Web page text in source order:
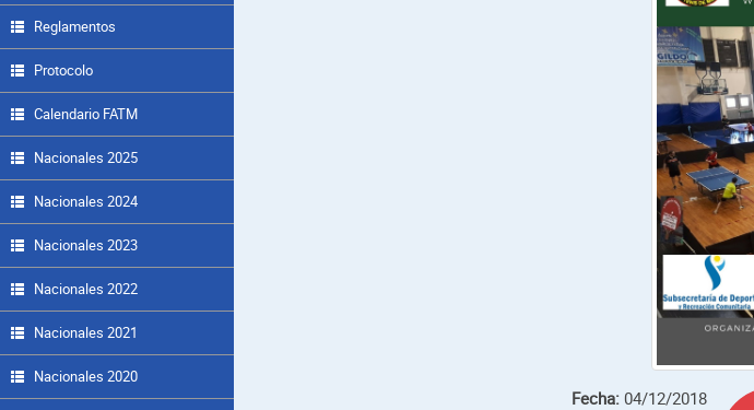
Reglamentos
Protocolo
Calendario FATM
Nacionales 2025
Nacionales 2024
Nacionales 2023
Nacionales 2022
Nacionales 2021
Nacionales 2020
Fecha: 04/12/2018